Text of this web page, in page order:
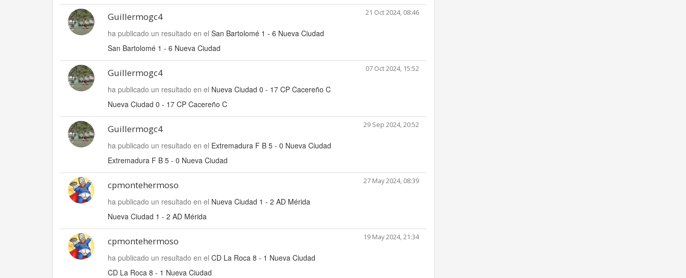
Guillermogc4 21 Oct 2024, 08:46
ha publicado un resultado en el San Bartolomé 1 - 6 Nueva Ciudad
San Bartolomé 1 - 6 Nueva Ciudad
Guillermogc4 07 Oct 2024, 15:52
ha publicado un resultado en el Nueva Ciudad 0 - 17 CP Cacereño C
Nueva Ciudad 0 - 17 CP Cacereño C
Guillermogc4 29 Sep 2024, 20:52
ha publicado un resultado en el Extremadura F B 5 - 0 Nueva Ciudad
Extremadura F B 5 - 0 Nueva Ciudad
cpmontehermoso 27 May 2024, 08:39
ha publicado un resultado en el Nueva Ciudad 1 - 2 AD Mérida
Nueva Ciudad 1 - 2 AD Mérida
cpmontehermoso 19 May 2024, 21:34
ha publicado un resultado en el CD La Roca 8 - 1 Nueva Ciudad
CD La Roca 8 - 1 Nueva Ciudad